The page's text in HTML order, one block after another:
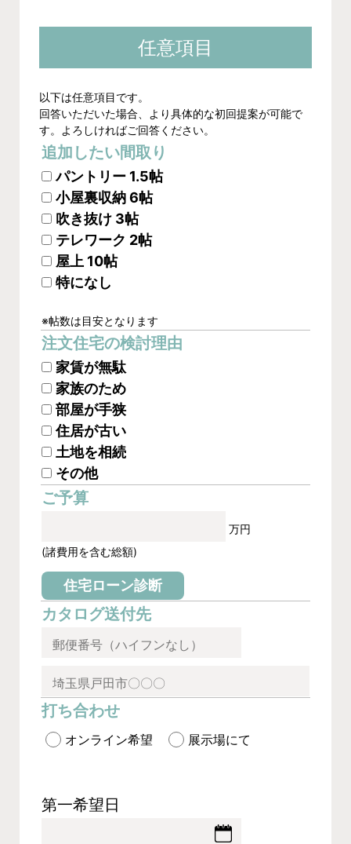
任意項目
以下は任意項目です。
回答いただいた場合、より具体的な初回提案が可能で
す。よろしければご回答ください。
追加したい間取り
パントリー 1.5帖
小屋裏収納 6帖
吹き抜け 3帖
テレワーク 2帖
屋上 10帖
特になし
※帖数は目安となります
注文住宅の検討理由
家賃が無駄
家族のため
部屋が手狭
住居が古い
土地を相続
その他
ご予算
万円
(諸費用を含む総額)
住宅ローン診断
カタログ送付先
打ち合わせ
オンライン希望 展示場にて
第一希望日